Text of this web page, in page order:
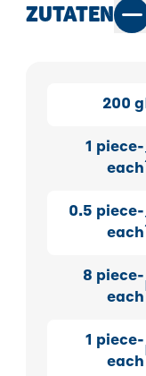
ZUTATEN
200 g
1 piece-
each
0.5 piece-
each
8 piece-
each
1 piece-
each